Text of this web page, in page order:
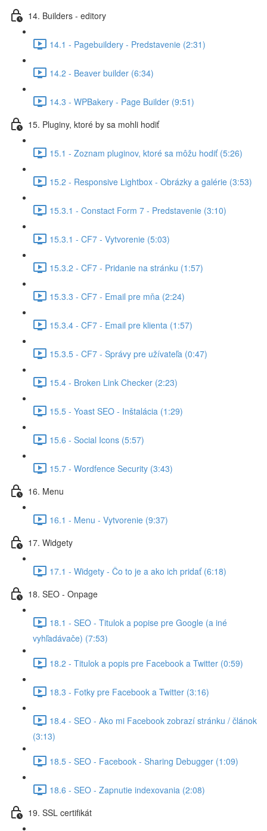
14. Builders - editory
14.1 - Pagebuildery - Predstavenie (2:31)
14.2 - Beaver builder (6:34)
14.3 - WPBakery - Page Builder (9:51)
15. Pluginy, ktoré by sa mohli hodiť
15.1 - Zoznam pluginov, ktoré sa môžu hodiť (5:26)
15.2 - Responsive Lightbox - Obrázky a galérie (3:53)
15.3.1 - Constact Form 7 - Predstavenie (3:10)
15.3.1 - CF7 - Vytvorenie (5:03)
15.3.2 - CF7 - Pridanie na stránku (1:57)
15.3.3 - CF7 - Email pre mňa (2:24)
15.3.4 - CF7 - Email pre klienta (1:57)
15.3.5 - CF7 - Správy pre užívateľa (0:47)
15.4 - Broken Link Checker (2:23)
15.5 - Yoast SEO - Inštalácia (1:29)
15.6 - Social Icons (5:57)
15.7 - Wordfence Security (3:43)
16. Menu
16.1 - Menu - Vytvorenie (9:37)
17. Widgety
17.1 - Widgety - Čo to je a ako ich pridať (6:18)
18. SEO - Onpage
18.1 - SEO - Titulok a popise pre Google (a iné
vyhľadávače) (7:53)
18.2 - Titulok a popis pre Facebook a Twitter (0:59)
18.3 - Fotky pre Facebook a Twitter (3:16)
18.4 - SEO - Ako mi Facebook zobrazí stránku / článok
(3:13)
18.5 - SEO - Facebook - Sharing Debugger (1:09)
18.6 - SEO - Zapnutie indexovania (2:08)
19. SSL certifikát